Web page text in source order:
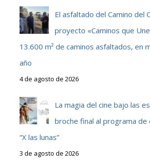
El asfaltado del Camino del
proyecto «Caminos que
13.600 m² de caminos asfaltados, en
año
4 de agosto de 2026
La magia del cine bajo las
broche final al programa de
“X las lunas”
3 de agosto de 2026